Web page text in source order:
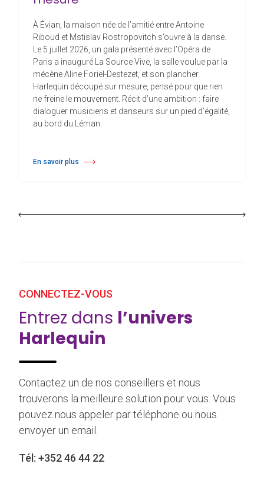
À Évian, la maison née de l’amitié entre Antoine
Riboud et Mstislav Rostropovitch s’ouvre à la danse.
Le 5 juillet 2026, un gala présenté avec l’Opéra de
Paris a inauguré La Source Vive, la salle voulue par la
mécène Aline Foriel-Destezet, et son plancher
Harlequin découpé sur mesure, pensé pour que rien
ne freine le mouvement. Récit d’une ambition : faire
dialoguer musiciens et danseurs sur un pied d’égalité,
au bord du Léman.
En savoir plus
à propos À Évian, Les Mélèzes s’ouvrent à la danse sur un plancher
CONNECTEZ-VOUS
Entrez dans l’univers
Harlequin
Contactez un de nos conseillers et nous
trouverons la meilleure solution pour vous. Vous
pouvez nous appeler par téléphone ou nous
envoyer un email.
Tél: +352 46 44 22